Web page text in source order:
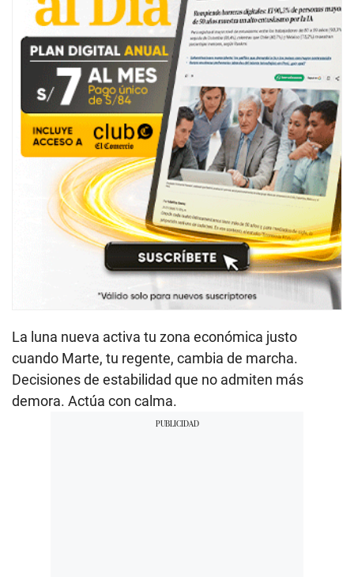
La luna nueva activa tu zona económica justo
cuando Marte, tu regente, cambia de marcha.
Decisiones de estabilidad que no admiten más
demora. Actúa con calma.